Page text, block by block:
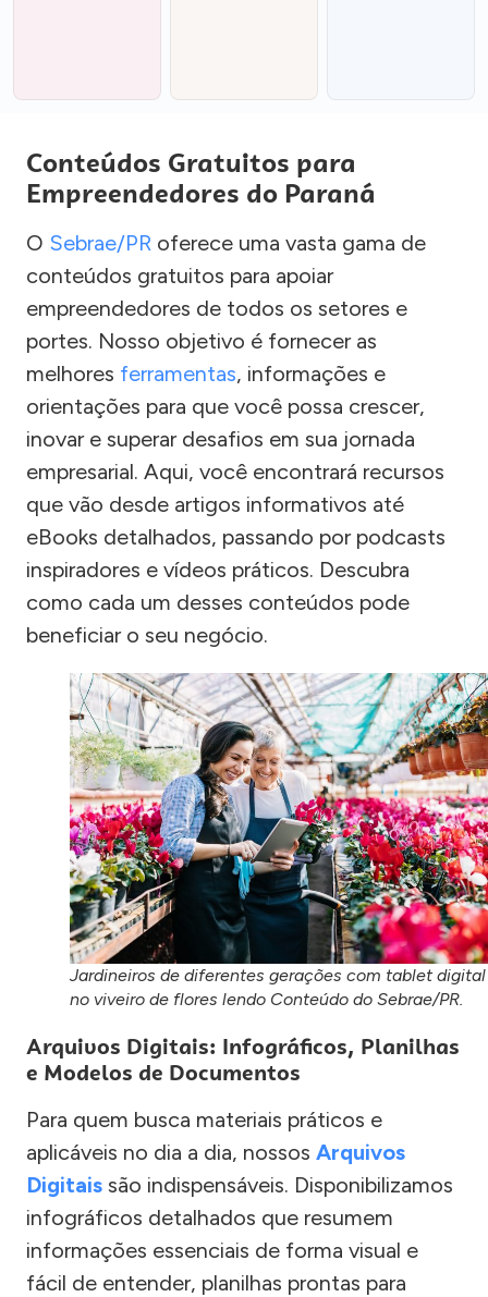
Conteúdos Gratuitos para
Empreendedores do Paraná
O Sebrae/PR oferece uma vasta gama de
conteúdos gratuitos para apoiar
empreendedores de todos os setores e
portes. Nosso objetivo é fornecer as
melhores ferramentas, informações e
orientações para que você possa crescer,
inovar e superar desafios em sua jornada
empresarial. Aqui, você encontrará recursos
que vão desde artigos informativos até
eBooks detalhados, passando por podcasts
inspiradores e vídeos práticos. Descubra
como cada um desses conteúdos pode
beneficiar o seu negócio.
Jardineiros de diferentes gerações com tablet digital
no viveiro de flores lendo Conteúdo do Sebrae/PR.
Arquivos Digitais: Infográficos, Planilhas
e Modelos de Documentos
Para quem busca materiais práticos e
aplicáveis no dia a dia, nossos Arquivos
Digitais são indispensáveis. Disponibilizamos
infográficos detalhados que resumem
informações essenciais de forma visual e
fácil de entender, planilhas prontas para